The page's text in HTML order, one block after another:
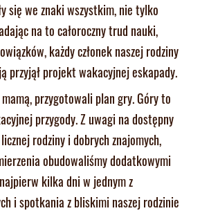
się we znaki wszystkim, nie tylko
na to całoroczny trud nauki,
każdy członek naszej rodziny
przyjął projekt wakacyjnej eskapady.
przygotowali plan gry. Góry to
przygody. Z uwagi na dostępny
rodziny i dobrych znajomych,
obudowaliśmy dodatkowymi
kilka dni w jednym z
i spotkania z bliskimi naszej rodzinie